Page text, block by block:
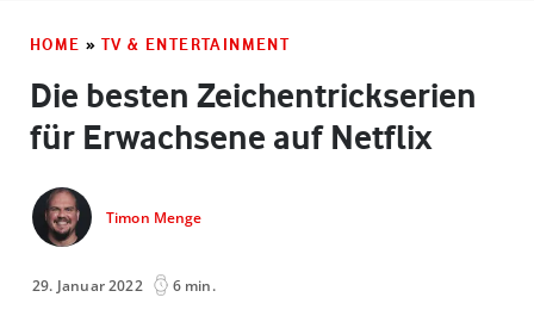
HOME » TV & ENTERTAINMENT
Die besten Zeichentrickserien
für Erwachsene auf Netflix
Timon Menge
29. Januar 2022 6 min.